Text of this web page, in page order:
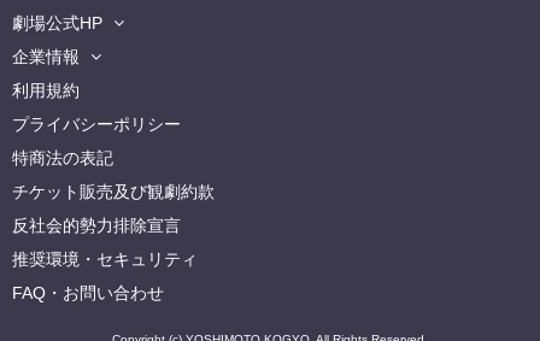
劇場公式HP
企業情報
利用規約
プライバシーポリシー
特商法の表記
チケット販売及び観劇約款
反社会的勢力排除宣言
推奨環境・セキュリティ
FAQ・お問い合わせ